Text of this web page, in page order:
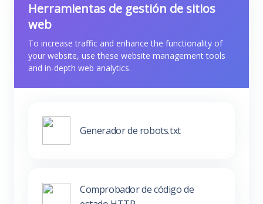
Herramientas de gestión de sitios
web
To increase traffic and enhance the functionality of
your website, use these website management tools
and in-depth web analytics.
Generador de robots.txt
Comprobador de código de